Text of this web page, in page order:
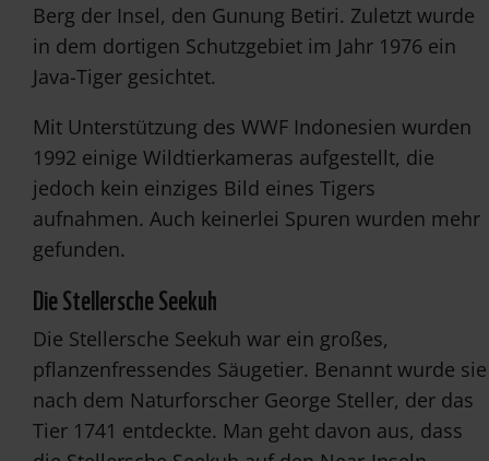
Berg der Insel, den Gunung Betiri. Zuletzt wurde
in dem dortigen Schutzgebiet im Jahr 1976 ein
Java-Tiger gesichtet.
Mit Unterstützung des WWF Indonesien wurden
1992 einige Wildtierkameras aufgestellt, die
jedoch kein einziges Bild eines Tigers
aufnahmen. Auch keinerlei Spuren wurden mehr
gefunden.
Die Stellersche Seekuh
Die Stellersche Seekuh war ein großes,
pflanzenfressendes Säugetier. Benannt wurde sie
nach dem Naturforscher George Steller, der das
Tier 1741 entdeckte. Man geht davon aus, dass